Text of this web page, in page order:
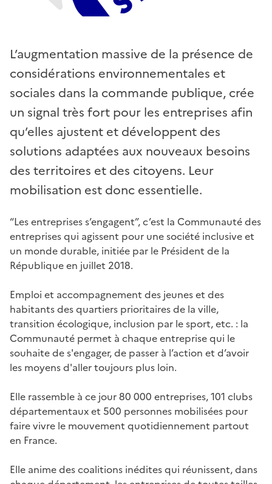
L’augmentation massive de la présence de
considérations environnementales et
sociales dans la commande publique, crée
un signal très fort pour les entreprises afin
qu’elles ajustent et développent des
solutions adaptées aux nouveaux besoins
des territoires et des citoyens. Leur
mobilisation est donc essentielle.
“Les entreprises s’engagent”, c’est la Communauté des
entreprises qui agissent pour une société inclusive et
un monde durable, initiée par le Président de la
République en juillet 2018.
Emploi et accompagnement des jeunes et des
habitants des quartiers prioritaires de la ville,
transition écologique, inclusion par le sport, etc. : la
Communauté permet à chaque entreprise qui le
souhaite de s'engager, de passer à l’action et d’avoir
les moyens d'aller toujours plus loin.
Elle rassemble à ce jour 80 000 entreprises, 101 clubs
départementaux et 500 personnes mobilisées pour
faire vivre le mouvement quotidiennement partout
en France.
Elle anime des coalitions inédites qui réunissent, dans